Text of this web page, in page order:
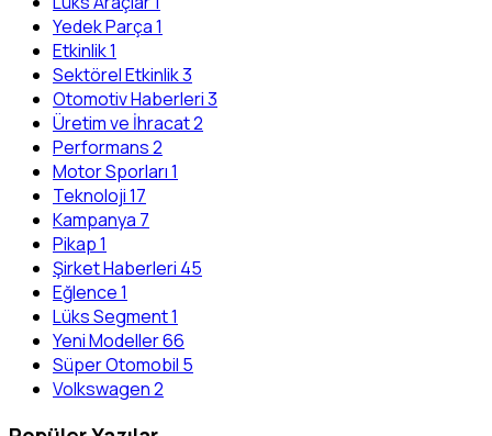
Yedek Parça1
Etkinlik1
Sektörel Etkinlik3
Otomotiv Haberleri3
Üretim ve İhracat2
Performans2
Motor Sporları1
Teknoloji17
Kampanya 7
Pikap1
Şirket Haberleri 45
Eğlence1
Lüks Segment1
Yeni Modeller66
Süper Otomobil 5
Volkswagen2